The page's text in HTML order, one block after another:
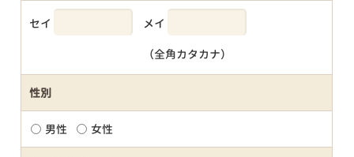
セイ メイ
（全角カタカナ）
性別
男性 女性